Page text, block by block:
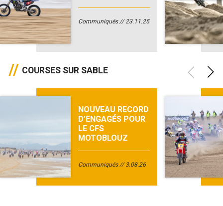
Communiqués 23.11.25
COURSES SUR SABLE
NOUVEAU RECORD
D’ENGAGÉS POUR
LE CFS
MOTOBLOUZ
Communiqués 3.08.26